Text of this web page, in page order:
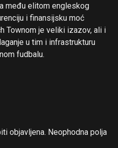
među elitom engleskog
i finansijsku moć
Townom je veliki izazov, ali i
u tim i infrastrukturu
fudbalu.
objavljena. Neophodna polja